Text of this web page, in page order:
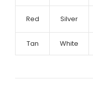
Red Silver
Tan White